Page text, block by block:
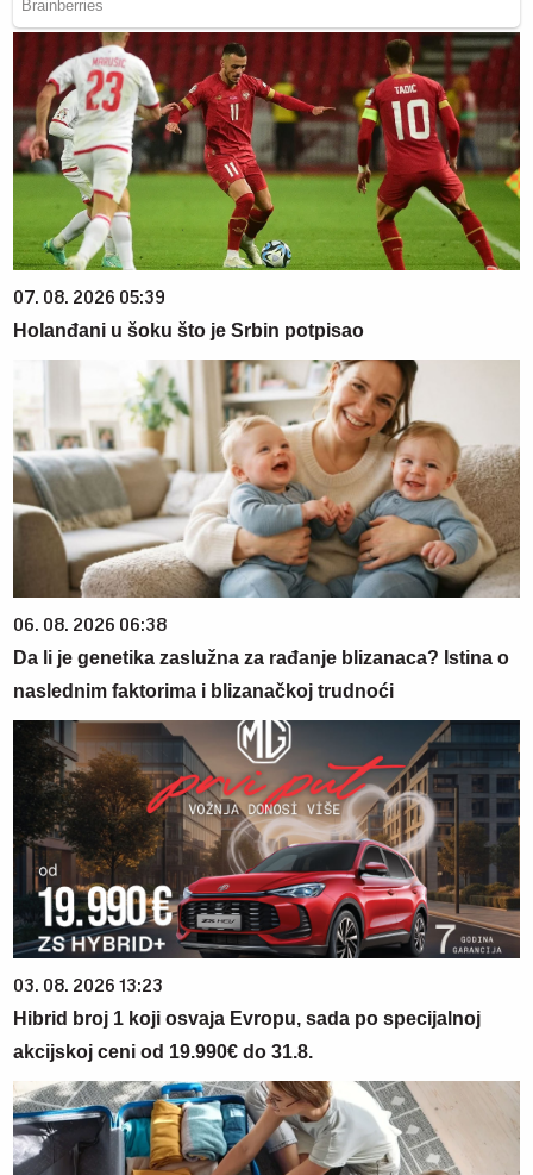
07. 08. 2026 05:39
Holanđani u šoku što je Srbin potpisao
06. 08. 2026 06:38
Da li je genetika zaslužna za rađanje blizanaca? Istina o
naslednim faktorima i blizanačkoj trudnoći
03. 08. 2026 13:23
Hibrid broj 1 koji osvaja Evropu, sada po specijalnoj
akcijskoj ceni od 19.990€ do 31.8.